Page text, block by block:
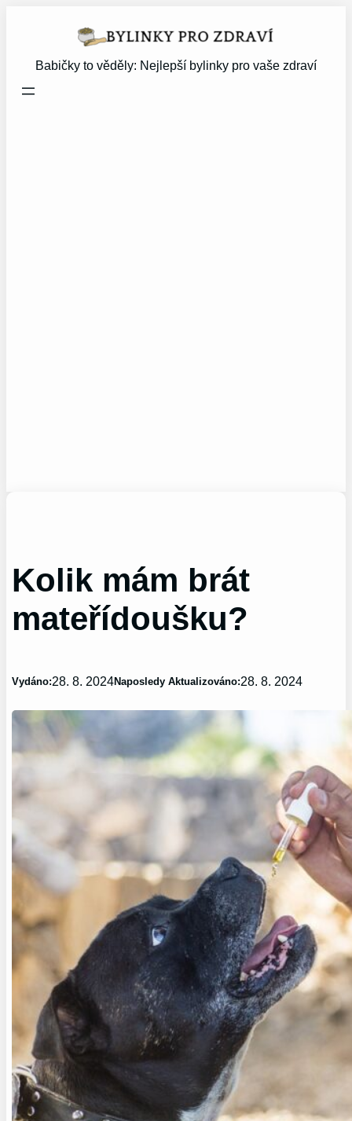
Babičky to věděly: Nejlepší bylinky pro vaše zdraví
Kolik mám brát
mateřídoušku?
Vydáno:28. 8. 2024Naposledy Aktualizováno:28. 8. 2024